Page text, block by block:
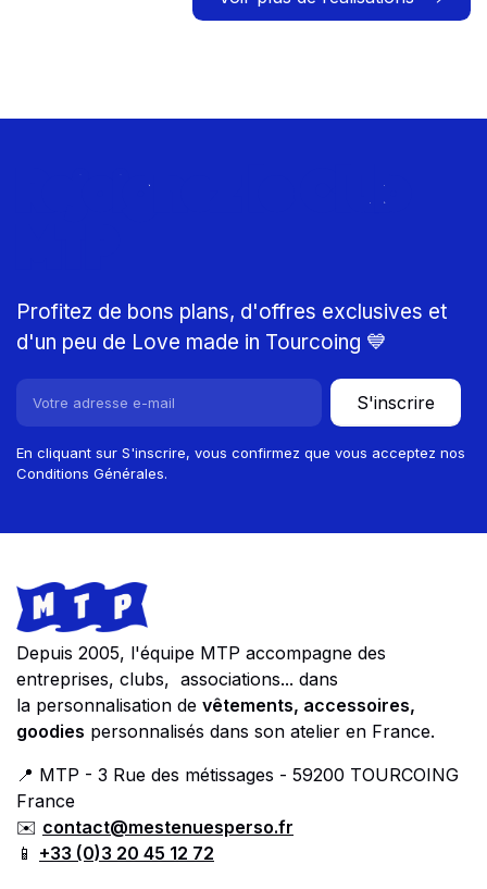
Rejoignez le Club
Profitez de bons plans, d'offres exclusives et
d'un peu de Love made in Tourcoing 💙
S'inscrire
En cliquant sur S'inscrire, vous confirmez que vous acceptez nos
Conditions Générales.
Footer
Store information
Depuis 2005, l'équipe MTP accompagne des
entreprises, clubs, associations... dans
la personnalisation de vêtements, accessoires,
goodies personnalisés dans son atelier en France.
📍 MTP - 3 Rue des métissages - 59200 TOURCOING
France
✉️ contact@mestenuesperso.fr
📱 +33 (0)3 20 45 12 72